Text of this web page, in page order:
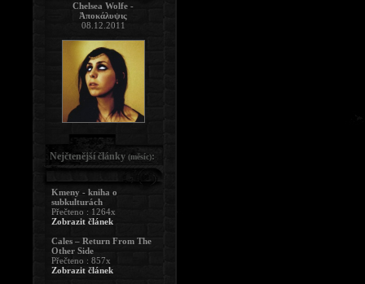
Chelsea Wolfe -
Ἀποκάλυψις
08.12.2011
Nejčtenější články (měsíc):
Kmeny - kniha o
subkulturách
Přečteno : 1264x
Zobrazit článek
Cales – Return From The
Other Side
Přečteno : 857x
Zobrazit článek